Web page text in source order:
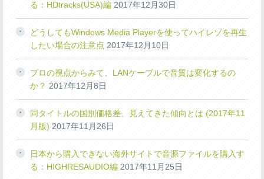
る：HDtracks(USA)編 2017年12月30日
どうしてもWindows Media Playerを使ってハイレゾを再生
したい場合の注意点 2017年12月10日
プロの視点からみて、LANケーブルで音質は変化するの
か？ 2017年12月8日
同タイトルの国別価格差、見えてきた傾向とは (2017年11
月版) 2017年11月26日
日本から購入できない海外サイトで音源ファイルを購入す
る：HIGHRESAUDIO編 2017年11月25日